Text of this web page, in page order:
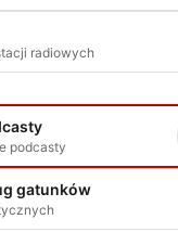
radiowych
podcasty
gatunków